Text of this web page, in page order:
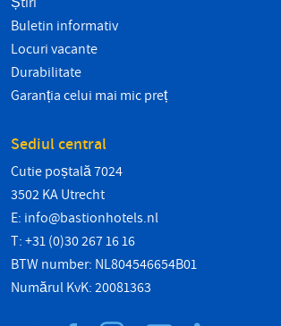
Buletin informativ
Locuri vacante
Durabilitate
Garanția celui mai mic preț
Sediul central
Cutie poștală 7024
3502 KA Utrecht
E: info@bastionhotels.nl
T: +31 (0)30 267 16 16
BTW number: NL804546654B01
Numărul KvK: 20081363